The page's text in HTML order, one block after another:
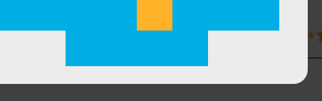
4